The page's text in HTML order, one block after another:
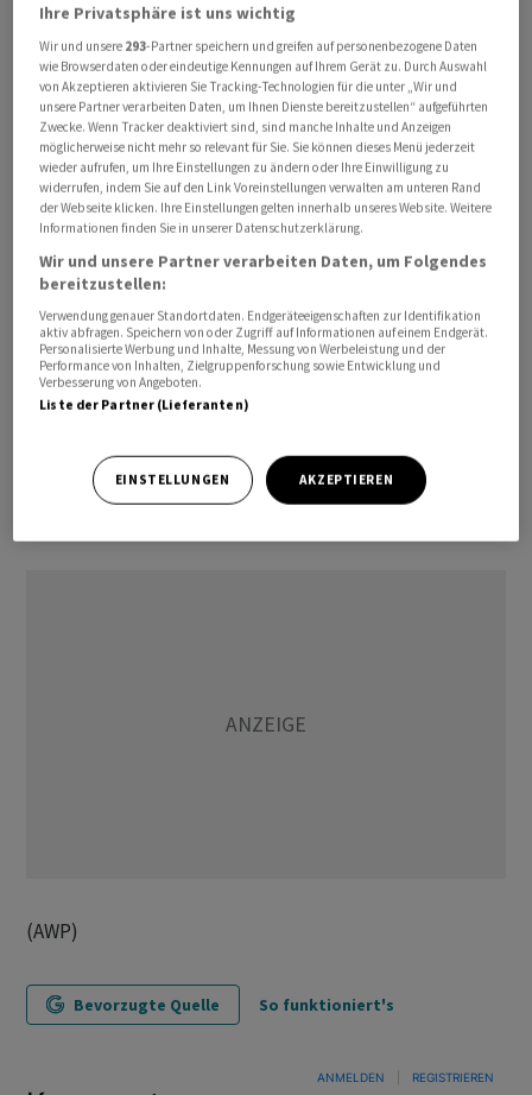
des Kongresses dagegen gestimmt und die
Entscheidungsmacht über den Krieg so beim
Präsidenten belassen. Ziel der Demokraten ist es, den
Iran-Krieg mit dem Antrag zu beenden.
Die sogenannte War Powers Resolution wurde erstmals
als Reaktion auf den Vietnam-Krieg 1973 angewendet.
Ihr zufolge darf der Präsident lediglich 60 Tage lang
eigenmächtig Krieg führen und braucht danach die
Zustimmung des Kongresses.
Möglich wurde die Mehrheit durch vier Republikaner,
die mit der Linie ihrer Partei brachen. Darunter sticht vor
allem Senator Bill Cassidy aus Louisiana heraus: Er hatte
jedoch sein Abstimmungsverhalten, nachdem er ohne
Trumps Unterstützung die Vorwahl in seinem
(AWP)
Bevorzugte Quelle So funktioniert's
ANMELDEN REGISTRIEREN
Ihre Privatsphäre ist uns wichtig
Wir und unsere 293-Partner speichern und greifen auf personenbezogene Daten
wie Browserdaten oder eindeutige Kennungen auf Ihrem Gerät zu. Durch Auswahl
von Akzeptieren aktivieren Sie Tracking-Technologien für die unter „Wir und
unsere Partner verarbeiten Daten, um Ihnen Dienste bereitzustellen“ aufgeführten
Zwecke. Wenn Tracker deaktiviert sind, sind manche Inhalte und Anzeigen
möglicherweise nicht mehr so relevant für Sie. Sie können dieses Menü jederzeit
wieder aufrufen, um Ihre Einstellungen zu ändern oder Ihre Einwilligung zu
widerrufen, indem Sie auf den Link Voreinstellungen verwalten am unteren Rand
der Webseite klicken. Ihre Einstellungen gelten innerhalb unseres Website. Weitere
Informationen finden Sie in unserer Datenschutzerklärung.
Wir und unsere Partner verarbeiten Daten, um Folgendes
bereitzustellen:
Verwendung genauer Standortdaten. Endgeräteeigenschaften zur Identifikation
aktiv abfragen. Speichern von oder Zugriff auf Informationen auf einem Endgerät.
Personalisierte Werbung und Inhalte, Messung von Werbeleistung und der
Performance von Inhalten, Zielgruppenforschung sowie Entwicklung und
Verbesserung von Angeboten.
Liste der Partner (Lieferanten)
EINSTELLUNGEN AKZEPTIEREN